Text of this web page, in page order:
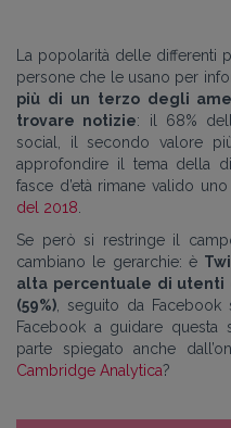
La popolarità delle differenti
persone che le usano per
più di un terzo degli
trovare notizie: il 68%
social, il secondo valore
approfondire il tema della
fasce d’età rimane valido
del 2018
Se però si restringe il
cambiano le gerarchie: è
alta percentuale di utenti
(59%) , seguito da
Facebook a guidare questa
parte spiegato anche
Cambridge Analytica?